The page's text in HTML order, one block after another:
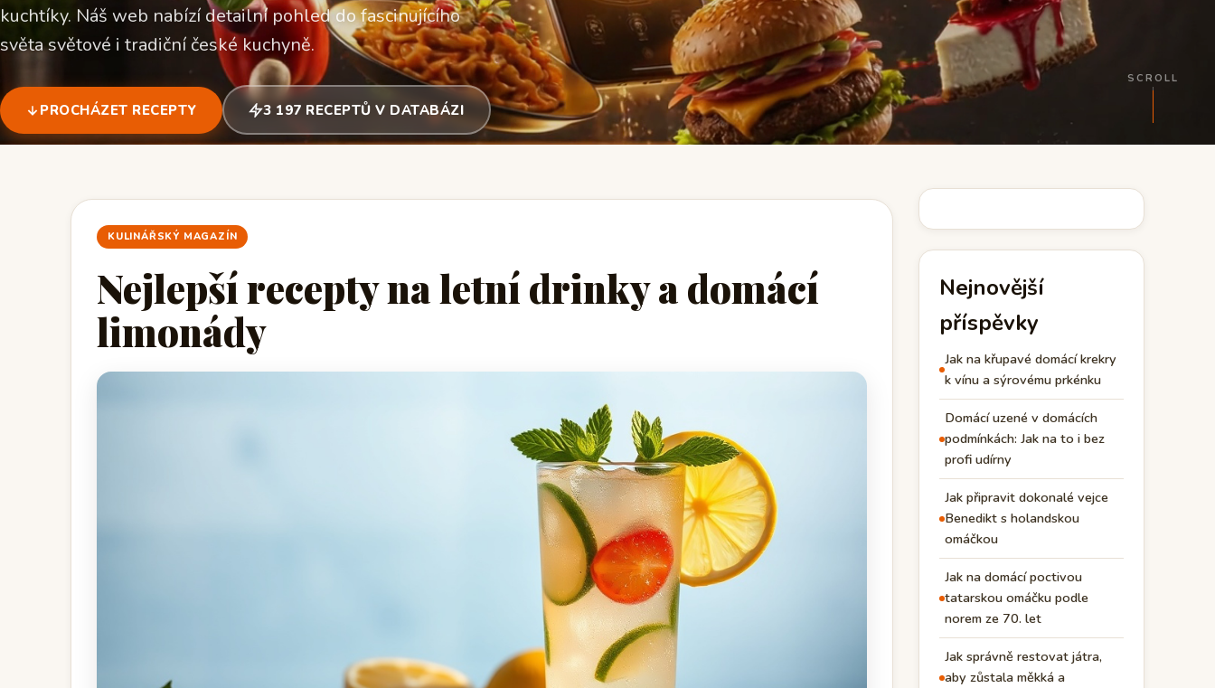
kuchtíky. Náš web nabízí detailní pohled do fascinujícího
světa světové i tradiční české kuchyně.
PROCHÁZET RECEPTY 3 197 RECEPTŮ V DATABÁZI
SCROLL
KULINÁŘSKÝ MAGAZÍN
Nejlepší recepty na letní drinky a domácí
limonády
Nejnovější
příspěvky
Jak na křupavé domácí krekry
k vínu a sýrovému prkénku
Domácí uzené v domácích
podmínkách: Jak na to i bez
profi udírny
Jak připravit dokonalé vejce
Benedikt s holandskou
omáčkou
Jak na domácí poctivou
tatarskou omáčku podle
norem ze 70. let
Jak správně restovat játra,
aby zůstala měkká a